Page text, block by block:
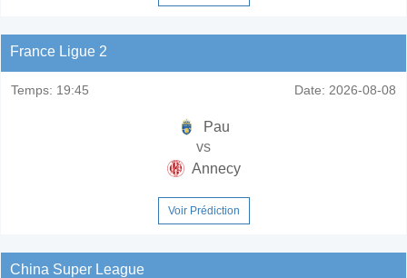
France Ligue 2
Temps: 19:45 Date: 2026-08-08
Pau
vs
Annecy
Voir Prédiction
China Super League